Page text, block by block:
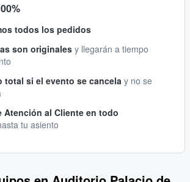
todos los pedidos
son originales y llegarán a tiempo
total si el evento se cancela y no se
Atención al Cliente en todo
tu asiento